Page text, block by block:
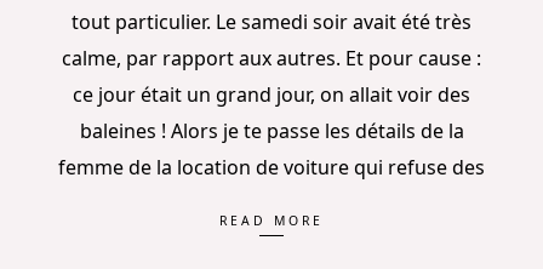
tout particulier. Le samedi soir avait été très
calme, par rapport aux autres. Et pour cause :
ce jour était un grand jour, on allait voir des
baleines ! Alors je te passe les détails de la
femme de la location de voiture qui refuse des
READ MORE